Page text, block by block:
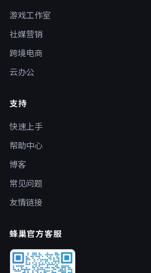
游戏工作室
社媒营销
跨境电商
云办公
支持
快速上手
帮助中心
博客
常见问题
友情链接
蜂巢官方客服